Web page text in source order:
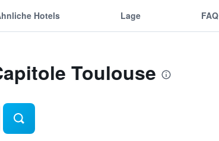
Hotels Lage FAQ
Toulouse